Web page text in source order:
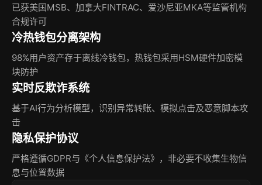
已获美国MSB、加拿大FINTRAC、爱沙尼亚MKA等监管机构
合规许可
冷热钱包分离架构
98%用户资产存于离线冷钱包，热钱包采用HSM硬件加密模
块防护
实时反欺诈系统
基于AI行为分析模型，识别异常转账、模拟点击及恶意脚本攻
击
隐私保护协议
严格遵循GDPR与《个人信息保护法》，非必要不收集生物信
息与位置数据